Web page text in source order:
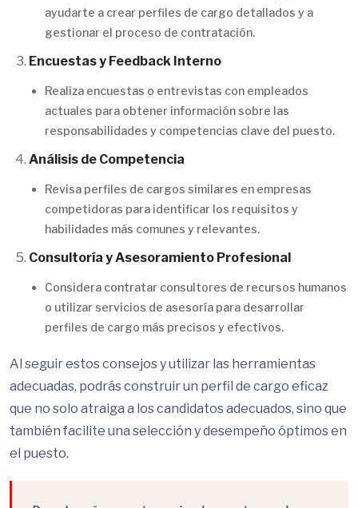
ayudarte a crear perfiles de cargo detallados y a
gestionar el proceso de contratación.
Encuestas y Feedback Interno
Realiza encuestas o entrevistas con empleados
actuales para obtener información sobre las
responsabilidades y competencias clave del puesto.
Análisis de Competencia
Revisa perfiles de cargos similares en empresas
competidoras para identificar los requisitos y
habilidades más comunes y relevantes.
Consultoría y Asesoramiento Profesional
Considera contratar consultores de recursos humanos
o utilizar servicios de asesoría para desarrollar
perfiles de cargo más precisos y efectivos.
Al seguir estos consejos y utilizar las herramientas
adecuadas, podrás construir un perfil de cargo eficaz
que no solo atraiga a los candidatos adecuados, sino que
también facilite una selección y desempeño óptimos en
el puesto.